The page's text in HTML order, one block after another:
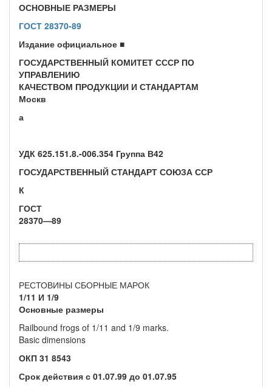
ОСНОВНЫЕ РАЗМЕРЫ
ГОСТ 28370-89
Издание официальное ■
ГОСУДАРСТВЕННЫЙ КОМИТЕТ СССР ПО
УПРАВЛЕНИЮ
КАЧЕСТВОМ ПРОДУКЦИИ И СТАНДАРТАМ
Москв
а
УДК 625.151.8.-006.354 Группа В42
ГОСУДАРСТВЕННЫЙ СТАНДАРТ СОЮЗА ССР
К
ГОСТ
28370—89
РЕСТОВИНЫ СБОРНЫЕ МАРОК
1/11 И 1/9
Основные размеры
Railbound frogs of 1/11 and 1/9 marks.
Basic dimensions
ОКП 31 8543
Срок действия с 01.07.99 до 01.07.95